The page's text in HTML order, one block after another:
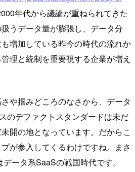
年代から議論が重ねられてきた
うデータ量が膨張し、データ分
増加している昨今の時代の流れか
理と統制を重要視する企業が増え
や掴みどころのなさから、データ
のデファクトスタンダードは未だ
開の地となっています。だからこ
が参入してくるわけですね。まさ
ータ系SaaSの戦国時代です。